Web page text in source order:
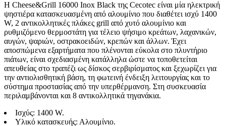
Η Cheese&Grill 16000 Inox Black της Cecotec είναι μία ηλεκτρική
ψηστιέρα κατασκευασμένη από αλουμίνιο που διαθέτει ισχύ 1400
W, 2 αντικολλητικές πλάκες grill από χυτό αλουμίνιο και
ρυθμιζόμενο θερμοστάτη για τέλειο ψήσιμο κρεάτων, λαχανικών,
αυγών, ψαριών, οστρακοειδών, κρεπών και άλλων. Έχει
αποσπώμενα εξαρτήματα που πλένονται εύκολα στο πλυντήριο
πιάτων, είναι σχεδιασμένη κατάλληλα ώστε να τοποθετείται
απευθείας στο τραπέζι ως δίσκος σερβιρίσματος και ξεχωρίζει για
την αντιολισθητική βάση, τη φωτεινή ένδειξη λειτουργίας και το
σύστημα προστασίας από την υπερθέρμανση. Στη συσκευασία
περιλαμβάνονται και 8 αντικολλητικά τηγανάκια.
Ισχύς: 1400 W.
Υλικό κατασκευής: Αλουμίνιο.